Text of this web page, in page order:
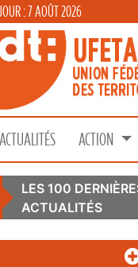
: 7 AOÛT 2026
ACTION
LES 100
ACTUALITÉS